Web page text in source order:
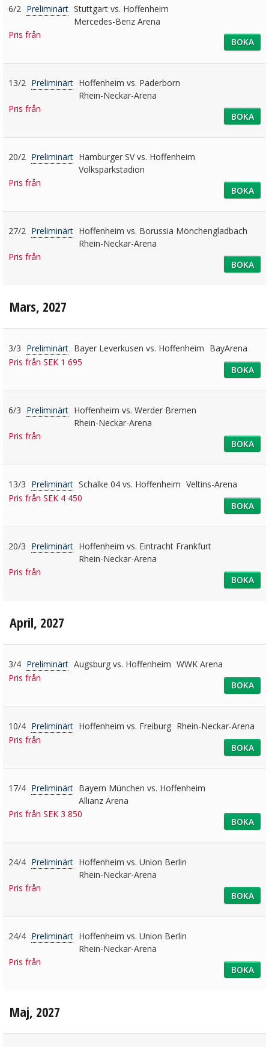
6/2 Preliminärt Stuttgart vs. Hoffenheim
Mercedes-Benz Arena
Pris från
BOKA
13/2 Preliminärt Hoffenheim vs. Paderborn
Rhein-Neckar-Arena
Pris från
BOKA
20/2 Preliminärt Hamburger SV vs. Hoffenheim
Volksparkstadion
Pris från
BOKA
27/2 Preliminärt Hoffenheim vs. Borussia Mönchengladbach
Rhein-Neckar-Arena
Pris från
BOKA
Mars, 2027
3/3 Preliminärt Bayer Leverkusen vs. Hoffenheim BayArena
Pris från SEK 1 695
BOKA
6/3 Preliminärt Hoffenheim vs. Werder Bremen
Rhein-Neckar-Arena
Pris från
BOKA
13/3 Preliminärt Schalke 04 vs. Hoffenheim Veltins-Arena
Pris från SEK 4 450
BOKA
20/3 Preliminärt Hoffenheim vs. Eintracht Frankfurt
Rhein-Neckar-Arena
Pris från
BOKA
April, 2027
3/4 Preliminärt Augsburg vs. Hoffenheim WWK Arena
Pris från
BOKA
10/4 Preliminärt Hoffenheim vs. Freiburg Rhein-Neckar-Arena
Pris från
BOKA
17/4 Preliminärt Bayern München vs. Hoffenheim
Allianz Arena
Pris från SEK 3 850
BOKA
24/4 Preliminärt Hoffenheim vs. Union Berlin
Rhein-Neckar-Arena
Pris från
BOKA
24/4 Preliminärt Hoffenheim vs. Union Berlin
Rhein-Neckar-Arena
Pris från
BOKA
Maj, 2027